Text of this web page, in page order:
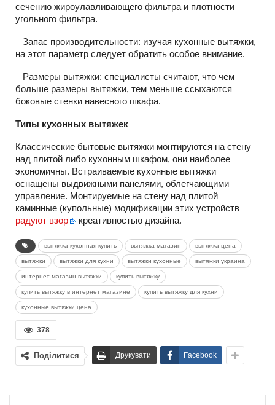
сечению жироулавливающего фильтра и плотности
угольного фильтра.
– Запас производительности: изучая кухонные вытяжки,
на этот параметр следует обратить особое внимание.
– Размеры вытяжки: специалисты считают, что чем
больше размеры вытяжки, тем меньше ссыхаются
боковые стенки навесного шкафа.
Типы кухонных вытяжек
Классические бытовые вытяжки монтируются на стену –
над плитой либо кухонным шкафом, они наиболее
экономичны. Встраиваемые кухонные вытяжки
оснащены выдвижными панелями, облегчающими
управление. Монтируемые на стену над плитой
каминные (купольные) модификации этих устройств
радуют взор
креативностью дизайна.
вытяжка кухонная купить вытяжка магазин вытяжка цена
вытяжки вытяжки для кухни вытяжки кухонные вытяжки украина
интернет магазин вытяжки купить вытяжку
купить вытяжку в интернет магазине купить вытяжку для кухни
кухонные вытяжки цена
378
Поділитися Друкувати Facebook